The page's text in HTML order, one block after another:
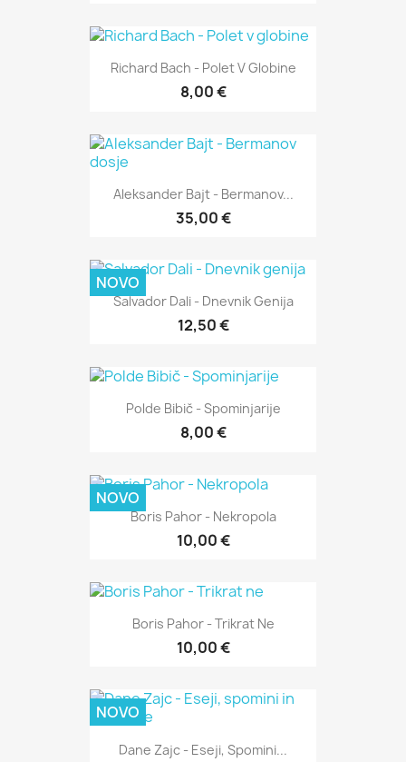
Richard Bach - Polet V Globine
8,00 €
Aleksander Bajt - Bermanov...
35,00 €
Salvador Dali - Dnevnik Genija
12,50 €
NOVO
Polde Bibič - Spominjarije
8,00 €
Boris Pahor - Nekropola
10,00 €
NOVO
Boris Pahor - Trikrat Ne
10,00 €
Dane Zajc - Eseji, Spomini...
NOVO